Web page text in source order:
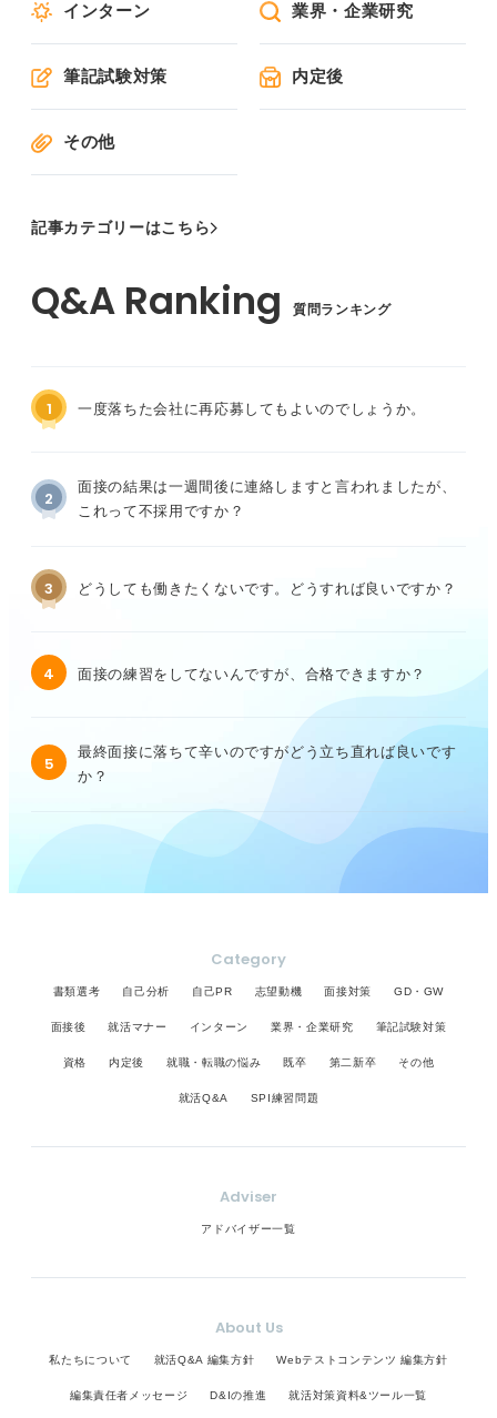
インターン 業界・企業研究
筆記試験対策 内定後
その他
記事カテゴリーはこちら
質問ランキング
1 一度落ちた会社に再応募してもよいのでしょうか。
2
面接の結果は一週間後に連絡しますと言われましたが、
これって不採用ですか？
3 どうしても働きたくないです。どうすれば良いですか？
4 面接の練習をしてないんですが、合格できますか？
5
最終面接に落ちて辛いのですがどう立ち直れば良いです
か？
Category
書類選考 自己分析 自己PR 志望動機 面接対策 GD・GW
面接後 就活マナー インターン 業界・企業研究 筆記試験対策
資格 内定後 就職・転職の悩み 既卒 第二新卒 その他
就活Q&A SPI練習問題
Adviser
アドバイザー一覧
About Us
私たちについて 就活Q&A 編集方針 Webテストコンテンツ 編集方針
編集責任者メッセージ D&Iの推進 就活対策資料&ツール一覧